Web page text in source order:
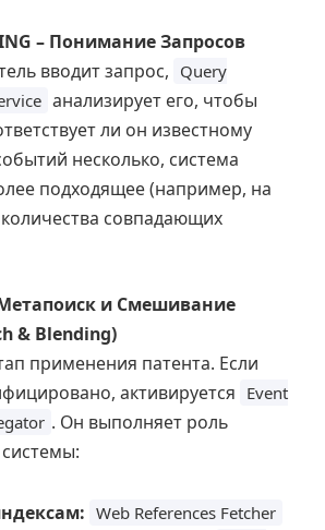
– Понимание Запросов
вводит запрос, Query
анализирует его, чтобы
ли он известному
несколько, система
подходящее (например, на
совпадающих
Метапоиск и Смешивание
& Blending)
применения патента. Если
активируется Event
. Он выполняет роль
Web References Fetcher